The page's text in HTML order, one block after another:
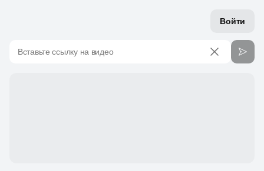
Войти
Вставьте ссылку на видео